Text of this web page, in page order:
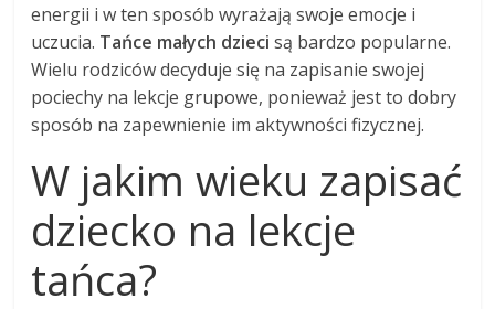
energii i w ten sposób wyrażają swoje emocje i
uczucia. Tańce małych dzieci są bardzo popularne.
Wielu rodziców decyduje się na zapisanie swojej
pociechy na lekcje grupowe, ponieważ jest to dobry
sposób na zapewnienie im aktywności fizycznej.
W jakim wieku zapisać
dziecko na lekcje
tańca?